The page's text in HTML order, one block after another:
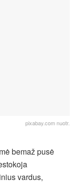
pixabay.com nuotr.
bemaž pusė
vardus,